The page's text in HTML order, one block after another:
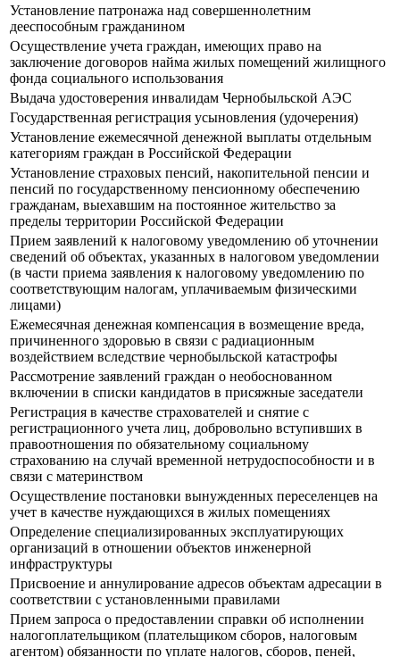
Установление патронажа над совершеннолетним
дееспособным гражданином
Осуществление учета граждан, имеющих право на
заключение договоров найма жилых помещений жилищного
фонда социального использования
Выдача удостоверения инвалидам Чернобыльской АЭС
Государственная регистрация усыновления (удочерения)
Установление ежемесячной денежной выплаты отдельным
категориям граждан в Российской Федерации
Установление страховых пенсий, накопительной пенсии и
пенсий по государственному пенсионному обеспечению
гражданам, выехавшим на постоянное жительство за
пределы территории Российской Федерации
Прием заявлений к налоговому уведомлению об уточнении
сведений об объектах, указанных в налоговом уведомлении
(в части приема заявления к налоговому уведомлению по
соответствующим налогам, уплачиваемым физическими
лицами)
Ежемесячная денежная компенсация в возмещение вреда,
причиненного здоровью в связи с радиационным
воздействием вследствие чернобыльской катастрофы
Рассмотрение заявлений граждан о необоснованном
включении в списки кандидатов в присяжные заседатели
Регистрация в качестве страхователей и снятие с
регистрационного учета лиц, добровольно вступивших в
правоотношения по обязательному социальному
страхованию на случай временной нетрудоспособности и в
связи с материнством
Осуществление постановки вынужденных переселенцев на
учет в качестве нуждающихся в жилых помещениях
Определение специализированных эксплуатирующих
организаций в отношении объектов инженерной
инфраструктуры
Присвоение и аннулирование адресов объектам адресации в
соответствии с установленными правилами
Прием запроса о предоставлении справки об исполнении
налогоплательщиком (плательщиком сборов, налоговым
агентом) обязанности по уплате налогов, сборов, пеней,